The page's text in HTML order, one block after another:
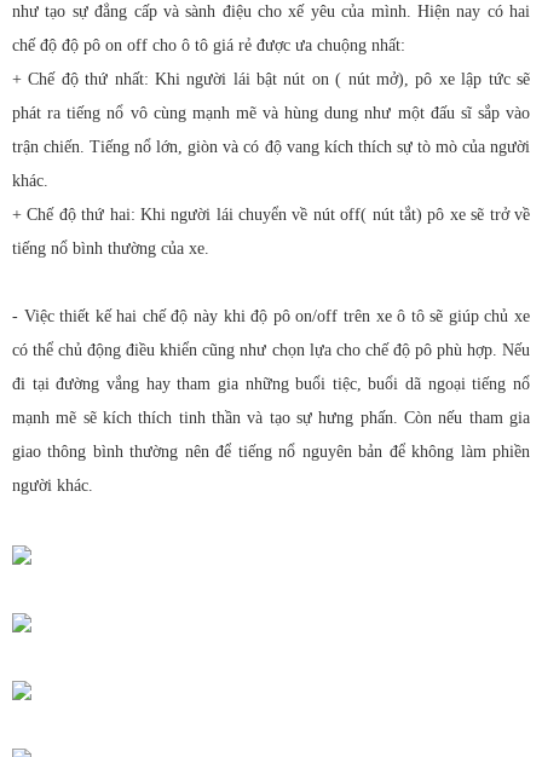
như tạo sự đẳng cấp và sành điệu cho xế yêu của mình. Hiện nay có hai
chế độ độ pô on off cho ô tô giá rẻ được ưa chuộng nhất:
+ Chế độ thứ nhất: Khi người lái bật nút on ( nút mở), pô xe lập tức sẽ
phát ra tiếng nổ vô cùng mạnh mẽ và hùng dung như một đấu sĩ sắp vào
trận chiến. Tiếng nổ lớn, giòn và có độ vang kích thích sự tò mò của người
khác.
+ Chế độ thứ hai: Khi người lái chuyển về nút off( nút tắt) pô xe sẽ trở về
tiếng nổ bình thường của xe.
- Việc thiết kế hai chế độ này khi độ pô on/off trên xe ô tô sẽ giúp chủ xe
có thể chủ động điều khiển cũng như chọn lựa cho chế độ pô phù hợp. Nếu
đi tại đường vắng hay tham gia những buổi tiệc, buổi dã ngoại tiếng nổ
mạnh mẽ sẽ kích thích tinh thần và tạo sự hưng phấn. Còn nếu tham gia
giao thông bình thường nên để tiếng nổ nguyên bản để không làm phiền
người khác.